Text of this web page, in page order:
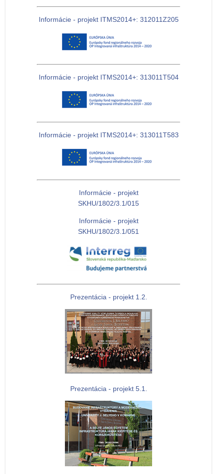
Informácie - projekt ITMS2014+: 312011Z205
Informácie - projekt ITMS2014+: 313011T504
Informácie - projekt ITMS2014+: 313011T583
Informácie - projekt
SKHU/1802/3.1/015
Informácie - projekt
SKHU/1802/3.1/051
Prezentácia - projekt 1.2.
Prezentácia - projekt 5.1.